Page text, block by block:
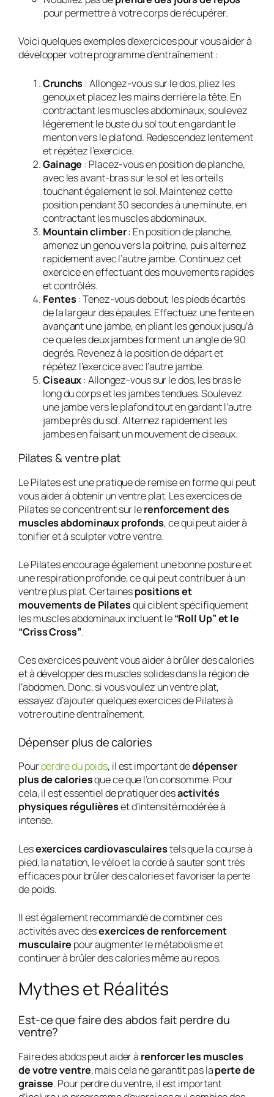
pour permettre à votre corps de récupérer.
Voici quelques exemples d’exercices pour vous aider à
développer votre programme d’entraînement :
Crunchs : Allongez-vous sur le dos, pliez les
genoux et placez les mains derrière la tête. En
contractant les muscles abdominaux, soulevez
légèrement le buste du sol tout en gardant le
menton vers le plafond. Redescendez lentement
et répétez l’exercice.
Gainage : Placez-vous en position de planche,
avec les avant-bras sur le sol et les orteils
touchant également le sol. Maintenez cette
position pendant 30 secondes à une minute, en
contractant les muscles abdominaux.
Mountain climber: En position de planche,
amenez un genou vers la poitrine, puis alternez
rapidement avec l’autre jambe. Continuez cet
exercice en effectuant des mouvements rapides
et contrôlés.
Fentes: Tenez-vous debout, les pieds écartés
de la largeur des épaules. Effectuez une fente en
avançant une jambe, en pliant les genoux jusqu’à
ce que les deux jambes forment un angle de 90
degrés. Revenez à la position de départ et
répétez l’exercice avec l’autre jambe.
Ciseaux: Allongez-vous sur le dos, les bras le
long du corps et les jambes tendues. Soulevez
une jambe vers le plafond tout en gardant l’autre
jambe près du sol. Alternez rapidement les
jambes en faisant un mouvement de ciseaux.
Pilates & ventre plat
Le Pilates est une pratique de remise en forme qui peut
vous aider à obtenir un ventre plat. Les exercices de
Pilates se concentrent sur lerenforcement des
muscles abdominaux profonds, ce qui peut aider à
tonifier et à sculpter votre ventre.
Le Pilates encourage également une bonne posture et
une respiration profonde, ce qui peut contribuer à un
ventre plus plat. Certainespositions et
mouvements de Pilatesqui ciblent spécifiquement
les muscles abdominaux incluent le“Roll Up” et le
“Criss Cross”.
Ces exercices peuvent vous aider à brûler des calories
et à développer des muscles solides dans la région de
l’abdomen. Donc, si vous voulez un ventre plat,
essayez d’ajouter quelques exercices de Pilates à
votre routine d’entraînement.
Dépenser plus de calories
Pourperdre du poids, il est important dedépenser
plus de caloriesque ce que l’on consomme. Pour
cela, il est essentiel de pratiquer desactivités
physiques régulièreset d’intensité modérée à
intense.
Lesexercices cardiovasculairestels que la course à
pied, la natation, le vélo et la corde à sauter sont très
efficaces pour brûler des calories et favoriser la perte
de poids.
Il est également recommandé de combiner ces
activités avec desexercices de renforcement
musculaire pour augmenter le métabolisme et
continuer à brûler des calories même au repos.
Mythes et Réalités
Est-ce que faire des abdos fait perdre du
ventre?
Faire des abdos peut aider à renforcer les muscles
de votre ventre, mais cela ne garantit pas laperte de
graisse. Pour perdre du ventre, il est important